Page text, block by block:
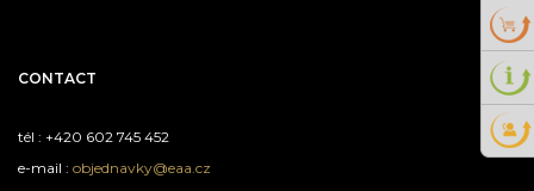
CONTACT
tél : +420 602 745 452
e-mail : objednavky@eaa.cz